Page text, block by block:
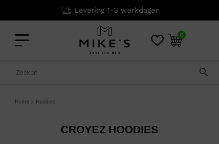
Levering 1-3 werkdagen
0
Home > Hoodies
CROYEZ HOODIES